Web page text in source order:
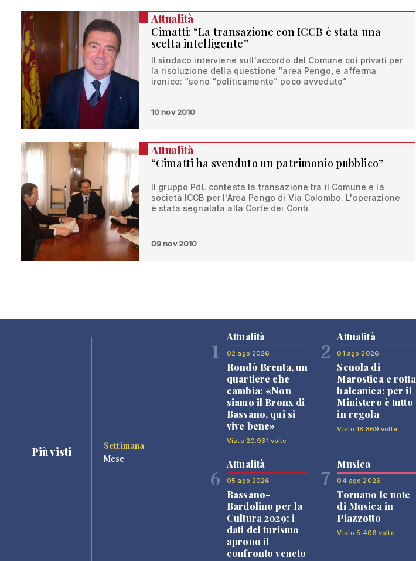
Attualità
Cimatti: “La transazione con ICCB è stata una
scelta intelligente”
Il sindaco interviene sull'accordo del Comune coi privati per
la risoluzione della questione “area Pengo, e afferma
ironico: “sono “politicamente” poco avveduto”
10 nov 2010
Attualità
“Cimatti ha svenduto un patrimonio pubblico”
Il gruppo PdL contesta la transazione tra il Comune e la
società ICCB per l'Area Pengo di Via Colombo. L'operazione
è stata segnalata alla Corte dei Conti
09 nov 2010
Più visti
Settimana
Mese
1
Attualità
02 ago 2026
Rondò Brenta, un
quartiere che
cambia: «Non
siamo il Bronx di
Bassano, qui si
vive bene»
Visto 20.931 volte
2
Attualità
01 ago 2026
Scuola di
Marostica e rotta
balcanica: per il
Ministero è tutto
in regola
Visto 18.869 volte
6
Attualità
05 ago 2026
Bassano-
Bardolino per la
Cultura 2029: i
dati del turismo
aprono il
confronto veneto
7
Musica
04 ago 2026
Tornano le note
di Musica in
Piazzotto
Visto 5.406 volte